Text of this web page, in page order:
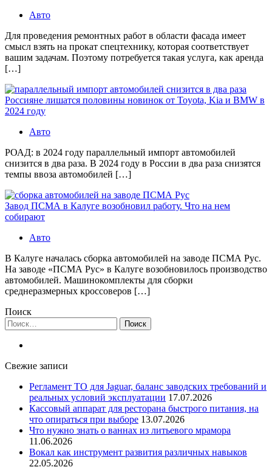
Авто
Для проведения ремонтных работ в области фасада имеет
смысл взять на прокат спецтехнику, которая соответствует
вашим задачам. Поэтому потребуется такая услуга, как аренда
[…]
Россияне лишатся половины новинок от Toyota, Kia и BMW в
2024 году
Авто
РОАД: в 2024 году параллельный импорт автомобилей
снизится в два раза. В 2024 году в России в два раза снизятся
темпы ввоза автомобилей […]
Завод ПСМА в Калуге возобновил работу. Что на нем
собирают
Авто
В Калуге началась сборка автомобилей на заводе ПСМА Рус.
На заводе «ПСМА Рус» в Калуге возобновилось производство
автомобилей. Машинокомплекты для сборки
среднеразмерных кроссоверов […]
Поиск
Найти:
Свежие записи
Регламент ТО для Jaguar, баланс заводских требований и
реальных условий эксплуатации 17.07.2026
Кассовый аппарат для ресторана быстрого питания, на
что опираться при выборе 13.07.2026
Что нужно знать о ваннах из литьевого мрамора
11.06.2026
Вокал как инструмент развития различных навыков
22.05.2026